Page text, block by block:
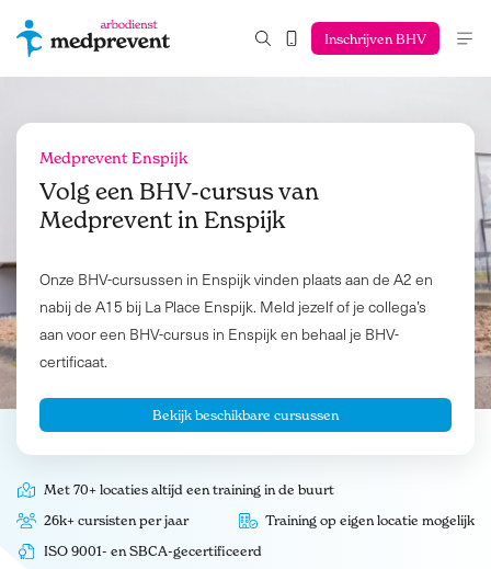
Inschrijven BHV
Medprevent Enspijk
Volg een BHV-cursus van
Medprevent in Enspijk
Onze BHV-cursussen in Enspijk vinden plaats aan de A2 en
nabij de A15 bij La Place Enspijk. Meld jezelf of je collega’s
aan voor een BHV-cursus in Enspijk en behaal je BHV-
certificaat.
Bekijk beschikbare cursussen
Met 70+ locaties altijd een training in de buurt
26k+ cursisten per jaar
Training op eigen locatie mogelijk
ISO 9001- en SBCA-gecertificeerd